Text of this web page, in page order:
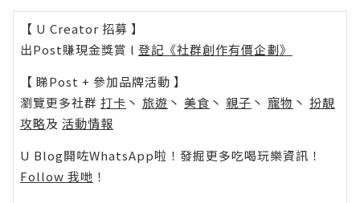
【 U Creator 招募 】
出Post賺現金獎賞 l 登記《社群創作有價企劃》
【 睇Post + 參加品牌活動 】
瀏覽更多社群 打卡 丶 旅遊 丶 美食 丶 親子 丶 寵物 丶 扮靚
攻略及 活動情報
U Blog開咗WhatsApp啦！發掘更多吃喝玩樂資訊！
Follow 我哋 ！